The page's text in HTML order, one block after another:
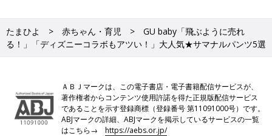
たまひよ 赤ちゃん・育児
GU baby「飛ぶように売れ
る！」「ディズニーコラボもアツい！」大人気★サマナルパンツ5選
ＡＢＪマークは、この電子書店・電子書籍配信サービスが、
著作権者からコンテンツ使用許諾を得た正規版配信サービス
であることを示す登録商標（登録番号 第11091000号）です。
ABJマークの詳細、ABJマークを掲示しているサービスの一覧
はこちら→https://aebs.or.jp/